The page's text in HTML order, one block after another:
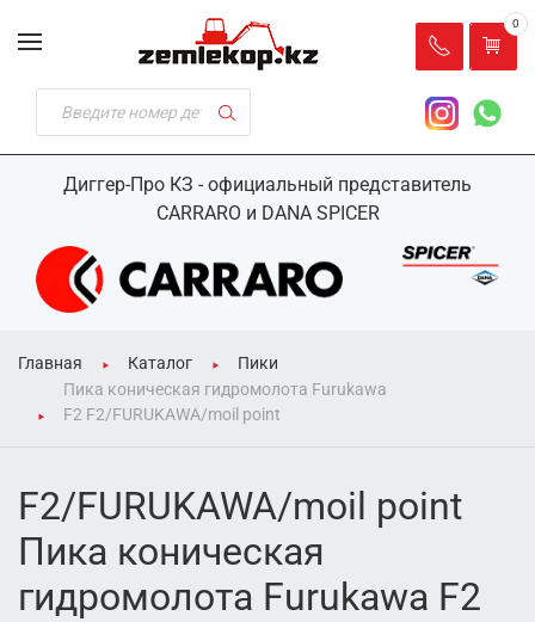
Диггер-Про КЗ - официальный представитель
CARRARO и DANA SPICER
0
Главная Каталог
Пики
Пика коническая гидромолота Furukawa
F2 F2/FURUKAWA/moil point
F2/FURUKAWA/moil point
Пика коническая
гидромолота Furukawa F2